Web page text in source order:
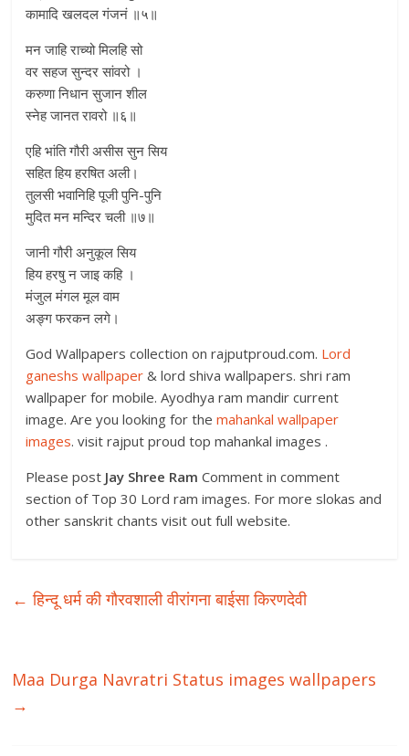
कामादि खलदल गंजनं ॥५॥
मन जाहि राच्यो मिलहि सो
वर सहज सुन्दर सांवरो ।
करुणा निधान सुजान शील
स्नेह जानत रावरो ॥६॥
एहि भांति गौरी असीस सुन सिय
सहित हिय हरषित अली।
तुलसी भवानिहि पूजी पुनि-पुनि
मुदित मन मन्दिर चली ॥७॥
जानी गौरी अनुकूल सिय
हिय हरषु न जाइ कहि ।
मंजुल मंगल मूल वाम
अङ्ग फरकन लगे।
God Wallpapers collection on rajputproud.com. Lord
ganeshs wallpaper & lord shiva wallpapers. shri ram
wallpaper for mobile. Ayodhya ram mandir current
image. Are you looking for the mahankal wallpaper
images. visit rajput proud top mahankal images .
Please post Jay Shree Ram Comment in comment
section of Top 30 Lord ram images. For more slokas and
other sanskrit chants visit out full website.
← हिन्दू धर्म की गौरवशाली वीरांगना बाईसा किरणदेवी
Maa Durga Navratri Status images wallpapers
→